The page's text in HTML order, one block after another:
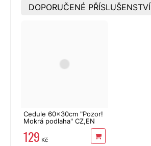
DOPORUČENÉ PŘÍSLUŠENSTVÍ
Cedule 60x30cm "Pozor!
Mokrá podlaha" CZ,EN
129 Kč